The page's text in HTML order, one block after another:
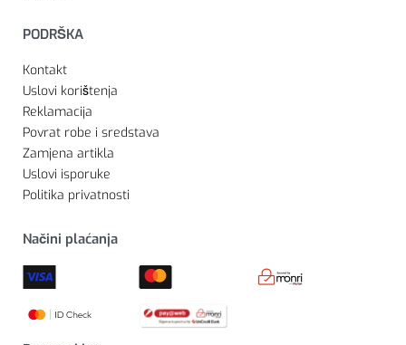
PODRŠKA
Kontakt
Uslovi korištenja
Reklamacija
Povrat robe i sredstava
Zamjena artikla
Uslovi isporuke
Politika privatnosti
Načini plaćanja